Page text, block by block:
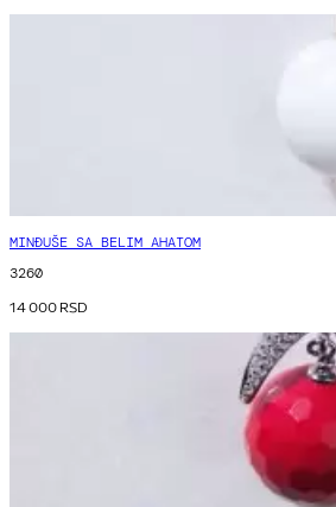
MINĐUŠE SA BELIM AHATOM
3260
14 000RSD